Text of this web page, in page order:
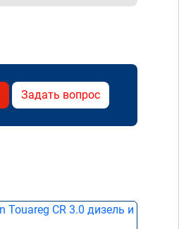
Задать вопрос